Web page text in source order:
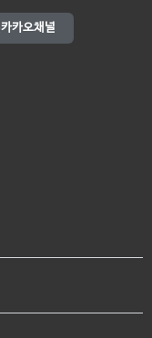
카카오채널